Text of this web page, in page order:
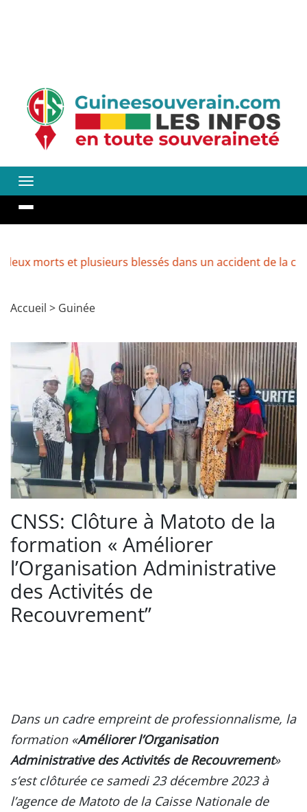
et plusieurs blessés dans un accident de la circulation
Accueil > Guinée
CNSS: Clôture à Matoto de la
formation « Améliorer
l’Organisation Administrative
des Activités de
Recouvrement’’
Dans un cadre empreint de professionnalisme, la
formation «Améliorer l’Organisation
Administrative des Activités de Recouvrement»
s’est clôturée ce samedi 23 décembre 2023 à
l’agence de Matoto de la Caisse Nationale de